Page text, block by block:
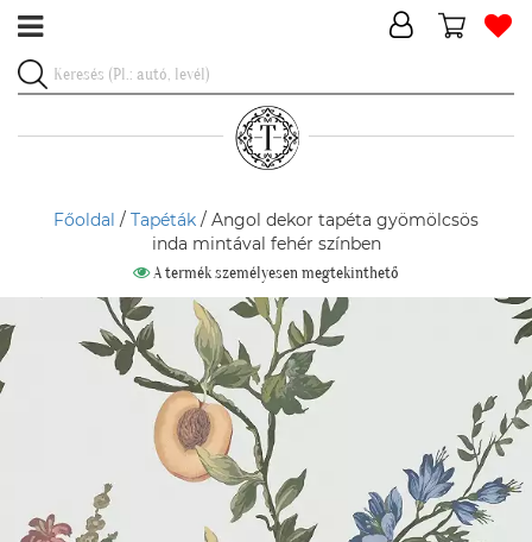
Főoldal / Tapéták / Angol dekor tapéta gyömölcsös
inda mintával fehér színben
A termék személyesen megtekinthető